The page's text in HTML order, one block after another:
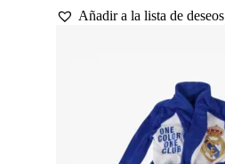
Añadir a la lista de deseos